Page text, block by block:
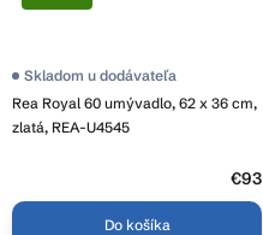
Rea Royal 60 umývadlo, 62 x 36 cm,
zlatá, REA-U4545
Priemerné
produktu
je
Skladom u dodávateľa
€93
Do košíka